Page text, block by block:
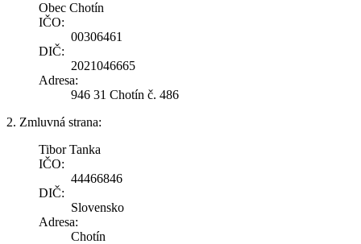
Obec Chotín
IČO:
00306461
DIČ:
2021046665
Adresa:
946 31 Chotín č. 486
2. Zmluvná strana:
Tibor Tanka
IČO:
44466846
DIČ:
Slovensko
Adresa:
Chotín